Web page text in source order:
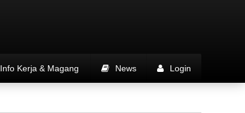
Info Kerja & Magang News Login